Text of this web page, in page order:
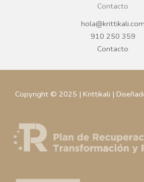
Contacto
hola@krittikali.com
910 250 359
Contacto
Copyright © 2025 | Krittikali |